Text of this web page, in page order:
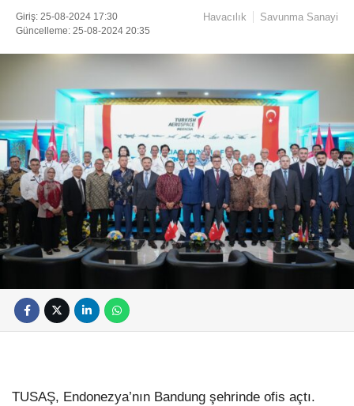
Giriş: 25-08-2024 17:30
Güncelleme: 25-08-2024 20:35
Havacılık Savunma Sanayi
TUSAŞ, Endonezya’nın Bandung şehrinde ofis açtı.